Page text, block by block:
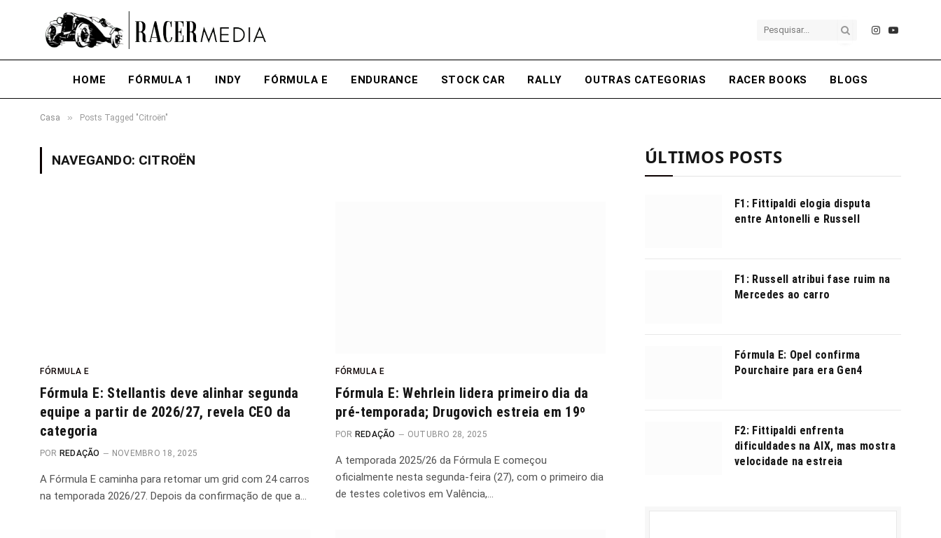
Instagram
YouTube
HOME FÓRMULA 1 INDY FÓRMULA E ENDURANCE STOCK CAR RALLY OUTRAS CATEGORIAS RACER BOOKS BLOGS
Casa » Posts Tagged "Citroën"
NAVEGANDO: CITROËN
FÓRMULA E
Fórmula E: Stellantis deve alinhar segunda
equipe a partir de 2026/27, revela CEO da
categoria
POR REDAÇÃO NOVEMBRO 18, 2025
A Fórmula E caminha para retomar um grid com 24 carros
na temporada 2026/27. Depois da confirmação de que a…
FÓRMULA E
Fórmula E: Wehrlein lidera primeiro dia da
pré-temporada; Drugovich estreia em 19º
POR REDAÇÃO OUTUBRO 28, 2025
A temporada 2025/26 da Fórmula E começou
oficialmente nesta segunda-feira (27), com o primeiro dia
de testes coletivos em Valência,…
ÚLTIMOS POSTS
F1: Fittipaldi elogia disputa
entre Antonelli e Russell
F1: Russell atribui fase ruim na
Mercedes ao carro
Fórmula E: Opel confirma
Pourchaire para era Gen4
F2: Fittipaldi enfrenta
dificuldades na AIX, mas mostra
velocidade na estreia